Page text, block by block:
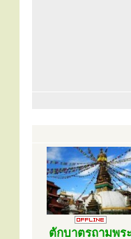
ตักบาตรถามพระ